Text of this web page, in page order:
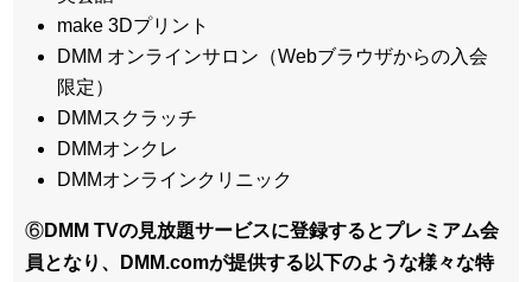
make 3Dプリント
DMM オンラインサロン（Webブラウザからの入会
限定）
DMMスクラッチ
DMMオンクレ
DMMオンラインクリニック
⑥DMM TVの見放題サービスに登録するとプレミアム会
員となり、DMM.comが提供する以下のような様々な特